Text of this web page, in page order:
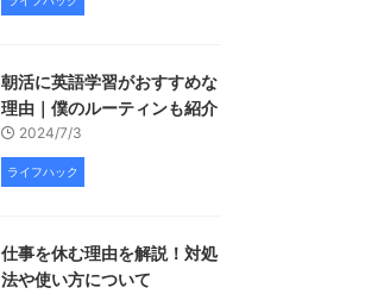
朝活に英語学習がおすすめな
理由｜僕のルーティンも紹介
2024/7/3
ライフハック
仕事を休む理由を解説！対処
法や使い方について